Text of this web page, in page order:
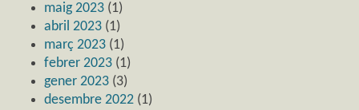
maig 2023 (1)
abril 2023 (1)
març 2023 (1)
febrer 2023 (1)
gener 2023 (3)
desembre 2022 (1)